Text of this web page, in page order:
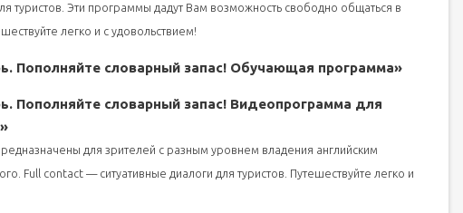
туристов. Эти программы дадут Вам возможность свободно общаться в
легко и с удовольствием!
Пополняйте словарный запас! Обучающая программа»
Пополняйте словарный запас! Видеопрограмма для
для зрителей с разным уровнем владения английским
Full contact — ситуативные диалоги для туристов. Путешествуйте легко и